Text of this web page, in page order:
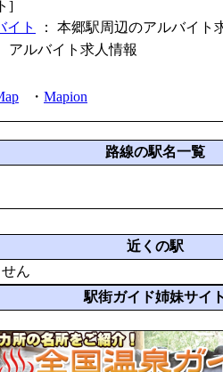
]
イト
： 本郷駅周辺のアルバイト
アルバイト求人情報
・ Mapion
路線の駅名一覧
近くの駅
ん
駅街ガイド姉妹サイ